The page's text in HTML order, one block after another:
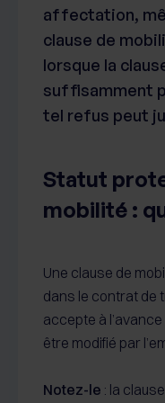
affectation,
clause de
lorsque la
suffisamment
tel refus peut
Statut
mobilité :
Une clause de
dans le contrat de
accepte à
être modifié par
Notez-le : la